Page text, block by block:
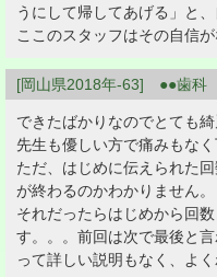
うにして帰してあげる」と
ここのスタッフはその自信が
[岡山県2018年-63] ●●歯科
できたばかりなのでとても綺
先生も優しい方で痛みもな
ただ、はじめに伝えられた
が終わるのかわかりません。
それだったらはじめから回
す。。。前回は次で最後と
って詳しい説明もなく、よく